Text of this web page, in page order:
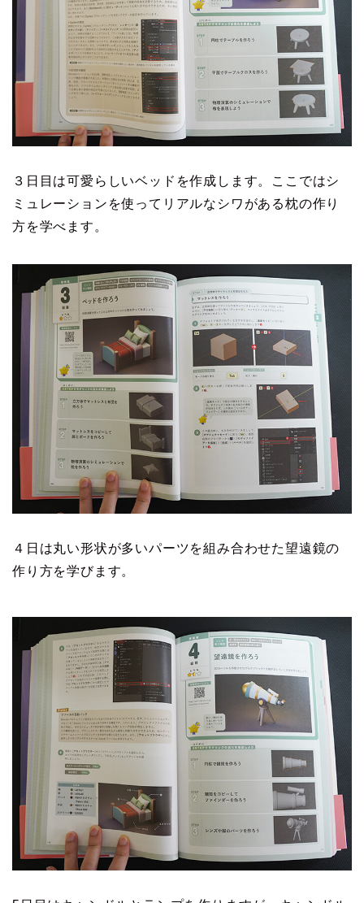
３日目は可愛らしいベッドを作成します。ここではシ
ミュレーションを使ってリアルなシワがある枕の作り
方を学べます。
４日は丸い形状が多いパーツを組み合わせた望遠鏡の
作り方を学びます。